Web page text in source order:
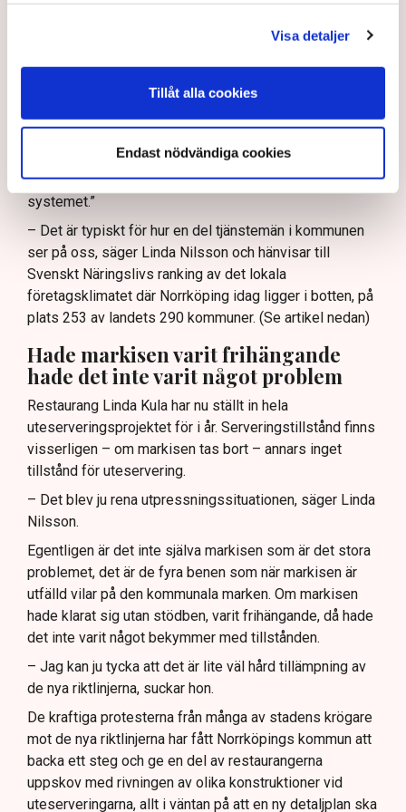
Visa detaljer
Tillåt alla cookies
Endast nödvändiga cookies
Upprördheten har därför varit stor bland krögarna i
Norrköping som sett sig tvungna att riva bort markiser,
uteserveringarna. De menar också att
kommunikationerna med kommunen varit knapphändig,
kommunen att en del restaurangföretagare ”kör ett
fulspel”, att ”en liten klick maximalt stretchar
systemet.”
– Det är typiskt för hur en del tjänstemän i kommunen
ser på oss, säger Linda Nilsson och hänvisar till
Svenskt Näringslivs ranking av det lokala
företagsklimatet där Norrköping idag ligger i botten, på
plats 253 av landets 290 kommuner. (Se artikel nedan)
Hade markisen varit frihängande
hade det inte varit något problem
Restaurang Linda Kula har nu ställt in hela
uteserveringsprojektet för i år. Serveringstillstånd finns
visserligen – om markisen tas bort – annars inget
tillstånd för uteservering.
– Det blev ju rena utpressningssituationen, säger Linda
Nilsson.
Egentligen är det inte själva markisen som är det stora
problemet, det är de fyra benen som när markisen är
utfälld vilar på den kommunala marken. Om markisen
hade klarat sig utan stödben, varit frihängande, då hade
det inte varit något bekymmer med tillstånden.
– Jag kan ju tycka att det är lite väl hård tillämpning av
de nya riktlinjerna, suckar hon.
De kraftiga protesterna från många av stadens krögare
mot de nya riktlinjerna har fått Norrköpings kommun att
backa ett steg och ge en del av restaurangerna
uppskov med rivningen av olika konstruktioner vid
uteserveringarna, allt i väntan på att en ny detaljplan ska